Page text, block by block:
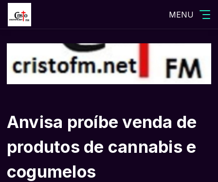
MENU
Anvisa proíbe venda de
produtos de cannabis e
cogumelos